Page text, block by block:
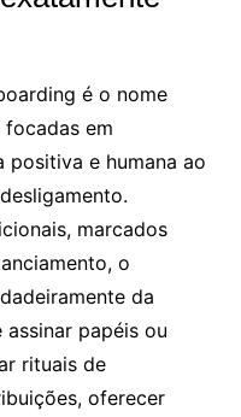
é o nome
em
positiva e humana ao
marcados
o
da
papéis ou
rituais de
oferecer